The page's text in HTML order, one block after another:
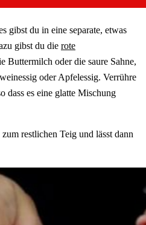
gibst du in eine separate, etwas
gibst du die rote
Buttermilch oder die saure Sahne,
oder Apfelessig. Verrühre
dass es eine glatte Mischung
restlichen Teig und lässt dann